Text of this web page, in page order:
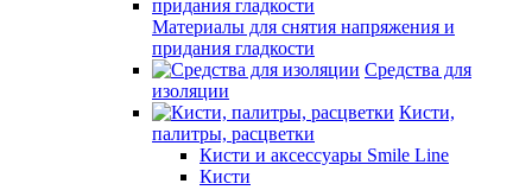
Материалы для снятия напряжения и
придания гладкости
Средства для
изоляции
Кисти,
палитры, расцветки
Кисти и аксессуары Smile Line
Кисти